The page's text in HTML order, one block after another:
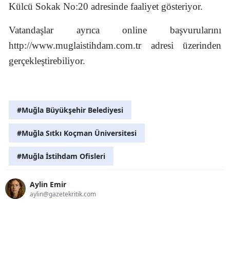
Külcü Sokak No:20 adresinde faaliyet gösteriyor.
Vatandaşlar ayrıca online başvurularını
http://www.muglaistihdam.com.tr adresi üzerinden
gerçekleştirebiliyor.
#Muğla Büyükşehir Belediyesi
#Muğla Sıtkı Koçman Üniversitesi
#Muğla İstihdam Ofisleri
Aylin Emir
aylin@gazetekritik.com